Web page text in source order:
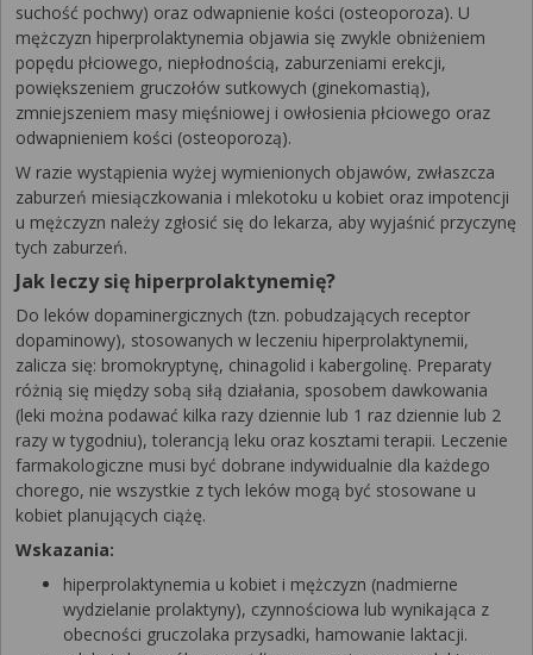
suchość pochwy) oraz odwapnienie kości (osteoporoza). U
mężczyzn hiperprolaktynemia objawia się zwykle obniżeniem
popędu płciowego, niepłodnością, zaburzeniami erekcji,
powiększeniem gruczołów sutkowych (ginekomastią),
zmniejszeniem masy mięśniowej i owłosienia płciowego oraz
odwapnieniem kości (osteoporozą).
W razie wystąpienia wyżej wymienionych objawów, zwłaszcza
zaburzeń miesiączkowania i mlekotoku u kobiet oraz impotencji
u mężczyzn należy zgłosić się do lekarza, aby wyjaśnić przyczynę
tych zaburzeń.
Jak leczy się hiperprolaktynemię?
Do leków dopaminergicznych (tzn. pobudzających receptor
dopaminowy), stosowanych w leczeniu hiperprolaktynemii,
zalicza się: bromokryptynę, chinagolid i kabergolinę. Preparaty
różnią się między sobą siłą działania, sposobem dawkowania
(leki można podawać kilka razy dziennie lub 1 raz dziennie lub 2
razy w tygodniu), tolerancją leku oraz kosztami terapii. Leczenie
farmakologiczne musi być dobrane indywidualnie dla każdego
chorego, nie wszystkie z tych leków mogą być stosowane u
kobiet planujących ciążę.
Wskazania:
hiperprolaktynemia u kobiet i mężczyzn (nadmierne
wydzielanie prolaktyny), czynnościowa lub wynikająca z
obecności gruczolaka przysadki, hamowanie laktacji.